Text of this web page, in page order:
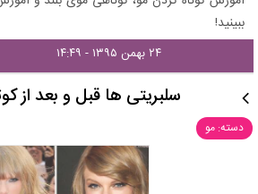
ببینید!
۲۴ بهمن ۱۳۹۵ - ۱۴:۴۹
سلبریتی‌ ها قبل و بعد از
دسته: مو